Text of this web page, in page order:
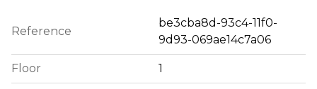
Reference
be3cba8d-93c4-11f0-
9d93-069ae14c7a06
Floor 1